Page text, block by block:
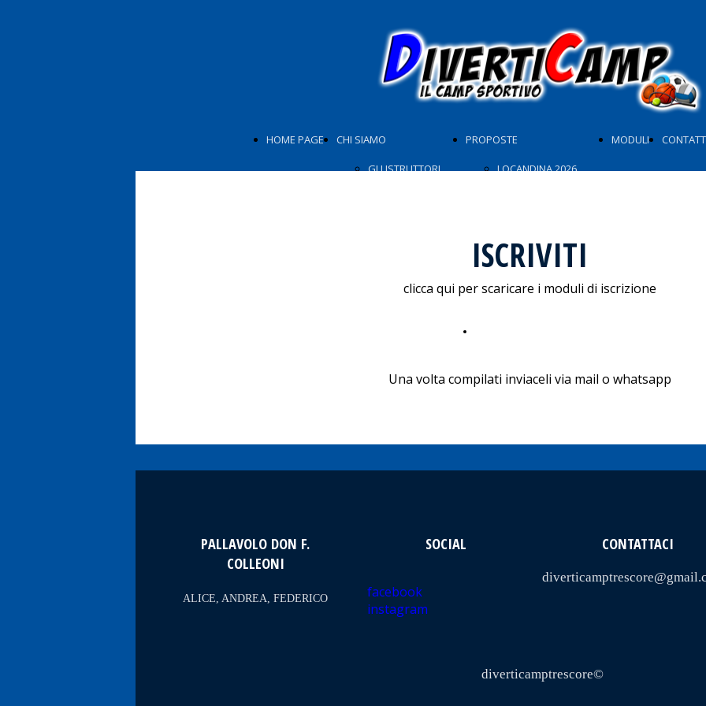
PALLAVOLO DON F.
COLLEONI
SOCIAL CONTATTACI
facebook
instagram
ALICE, ANDREA, FEDERICO
HOME PAGE CHI SIAMO
GLI ISTRUTTORI
PROPOSTE
LOCANDINA 2026
NON SOLO SPORT
MODULI
diverticamptrescore©
ISCRIVITI
clicca qui per scaricare i moduli di iscrizione
Una volta compilati inviaceli via mail o whatsapp